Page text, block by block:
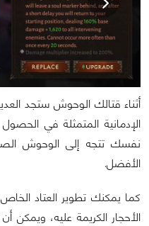
أثناء قتالك الوحوش ستجد
الإدمانية المتمثلة في
نفسك تتجه إلى الوحوش
الأفضل.
كما يمكنك تطوير العتاد
الأحجار الكريمة عليه، ويمكن أن